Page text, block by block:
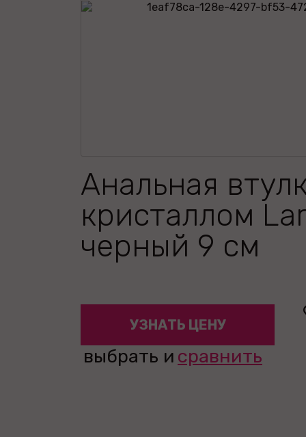
Анальная
кристаллом
черный 9 см
УЗНАТЬ ЦЕНУ
выбрать и сравнить